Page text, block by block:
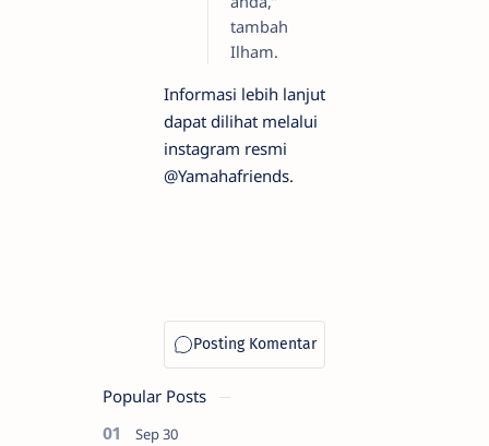
tambah
Ilham.
Informasi lebih lanjut
dapat dilihat melalui
instagram resmi
@Yamahafriends.
Popular Posts